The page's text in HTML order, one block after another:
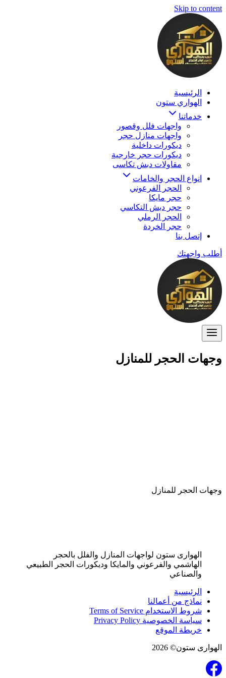
Skip to content
الرئيسية
الهواري ستون
خدماتنا
واجهات فلل وقصور
واجهات منازل حجر
ديكورات داخلية
ديكورات حجر خارجية
مقاولات دبش تكاسى
انواع الحجر والخامات
الحجر الفرعوني
حجر مايكا
حجر دبش التكاسي
الحجر الرملي
حجر الخردة
إتصل بنا
أطلب واجهتك
وجهات الحجر للمنازل
وجهات الحجر للمنازل
الهوارى ستون لواجهات المنازل والفلل بالحجر
الهاشمي والفرعوني والمايكا وديكورات الحجر الطبيعي
والصناعي
الرئيسية
نماذج من أعمالنا
شروط الاستخدام Terms of Service
سياسة الخصوصية Privacy Policy
خريطة الموقع
الهوارى ستون© 2026